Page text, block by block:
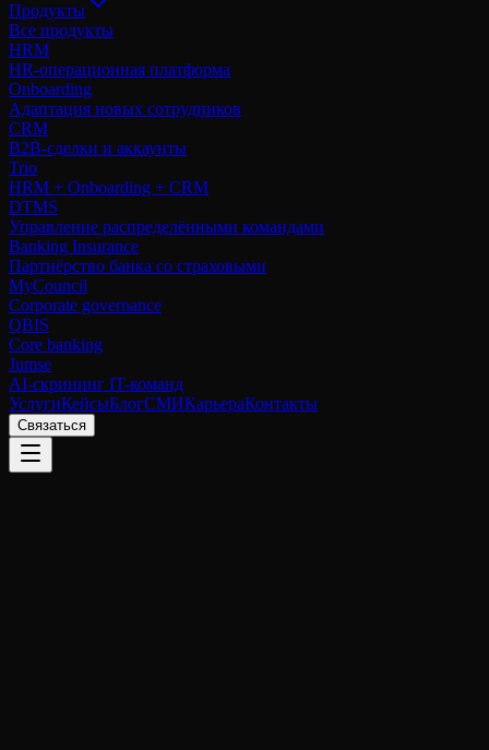
Продукты
Все продукты
HRM
HR-операционная платформа
Onboarding
Адаптация новых сотрудников
CRM
B2B-сделки и аккаунты
Trio
HRM + Onboarding + CRM
DTMS
Управление распределёнными командами
Banking Insurance
Партнёрство банка со страховыми
MyCouncil
Corporate governance
QBIS
Core banking
Jumse
AI-скрининг IT-команд
УслугиКейсыБлогСМИКарьераКонтакты
Связаться